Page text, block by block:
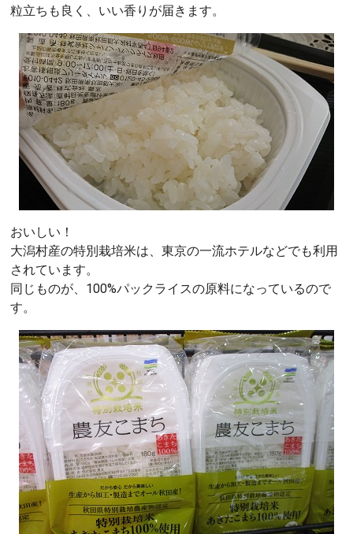
粒立ちも良く、いい香りが届きます。
おいしい！
大潟村産の特別栽培米は、東京の一流ホテルなどでも利用
されています。
同じものが、100%パックライスの原料になっているので
す。